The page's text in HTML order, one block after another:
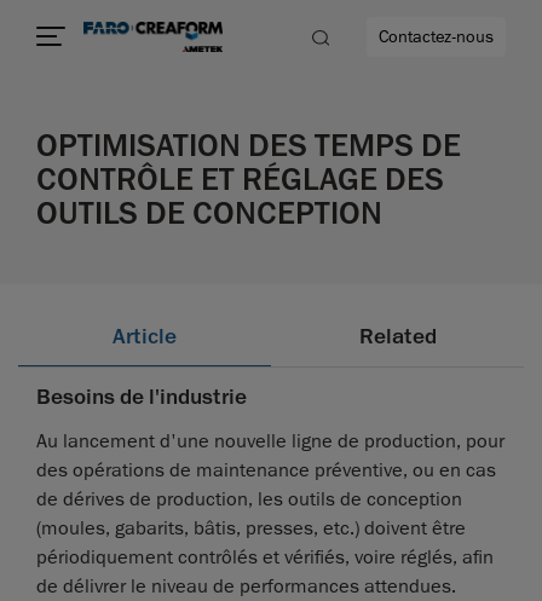
encore
Contactez-nous
OPTIMISATION DES TEMPS DE
CONTRÔLE ET RÉGLAGE DES
OUTILS DE CONCEPTION
Article Related
Besoins de l'industrie
Au lancement d'une nouvelle ligne de production, pour
des opérations de maintenance préventive, ou en cas
de dérives de production, les outils de conception
(moules, gabarits, bâtis, presses, etc.) doivent être
périodiquement contrôlés et vérifiés, voire réglés, afin
de délivrer le niveau de performances attendues.